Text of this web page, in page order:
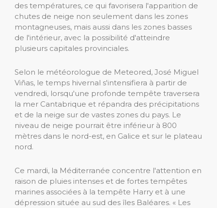
des températures, ce qui favorisera l'apparition de
chutes de neige non seulement dans les zones
montagneuses, mais aussi dans les zones basses
de l'intérieur, avec la possibilité d'atteindre
plusieurs capitales provinciales.
Selon le météorologue de Meteored, José Miguel
Viñas, le temps hivernal s'intensifiera à partir de
vendredi, lorsqu'une profonde tempête traversera
la mer Cantabrique et répandra des précipitations
et de la neige sur de vastes zones du pays. Le
niveau de neige pourrait être inférieur à 800
mètres dans le nord-est, en Galice et sur le plateau
nord.
Ce mardi, la Méditerranée concentre l'attention en
raison de pluies intenses et de fortes tempêtes
marines associées à la tempête Harry et à une
dépression située au sud des îles Baléares. « Les